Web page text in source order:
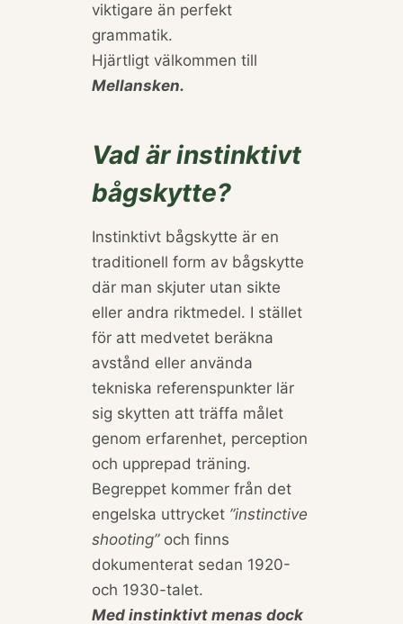
viktigare än perfekt
grammatik.
Hjärtligt välkommen till
Mellansken.
Vad är instinktivt
bågskytte?
Instinktivt bågskytte är en
traditionell form av bågskytte
där man skjuter utan sikte
eller andra riktmedel. I stället
för att medvetet beräkna
avstånd eller använda
tekniska referenspunkter lär
sig skytten att träffa målet
genom erfarenhet, perception
och upprepad träning.
Begreppet kommer från det
engelska uttrycket ”instinctive
shooting”och finns
dokumenterat sedan 1920-
och 1930-talet.
Med instinktivt menas dock